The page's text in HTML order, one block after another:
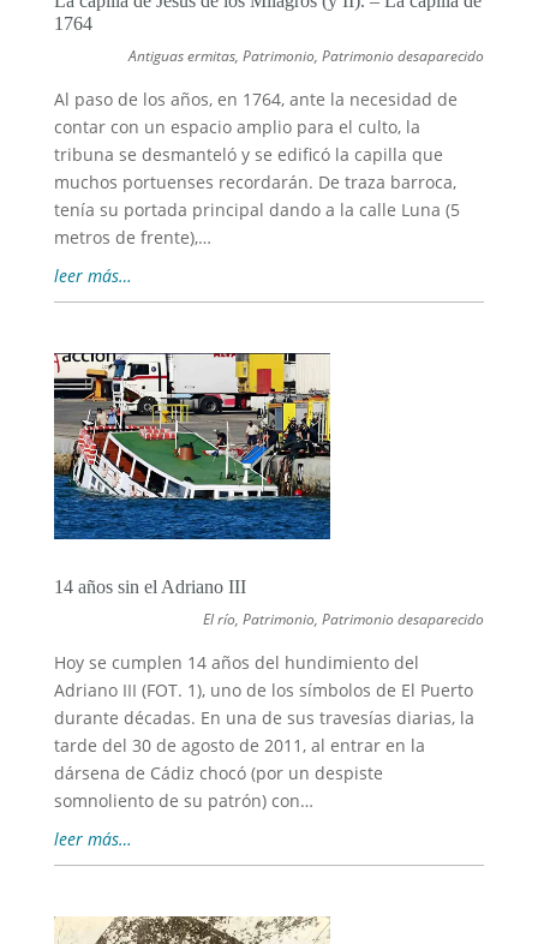
1764
Antiguas ermitas,Patrimonio,Patrimonio desaparecido
Al paso de los años, en 1764, ante la necesidad de
contar con un espacio amplio para el culto, la
tribuna se desmanteló y se edificó la capilla que
muchos portuenses recordarán. De traza barroca,
tenía su portada principal dando a la calle Luna (5
metros de frente),…
leer más…
14 años sin el Adriano III
El río,Patrimonio,Patrimonio desaparecido
Hoy se cumplen 14 años del hundimiento del
Adriano III (FOT. 1), uno de los símbolos de El Puerto
durante décadas. En una de sus travesías diarias, la
tarde del 30 de agosto de 2011, al entrar en la
dársena de Cádiz chocó (por un despiste
somnoliento de su patrón) con…
leer más…